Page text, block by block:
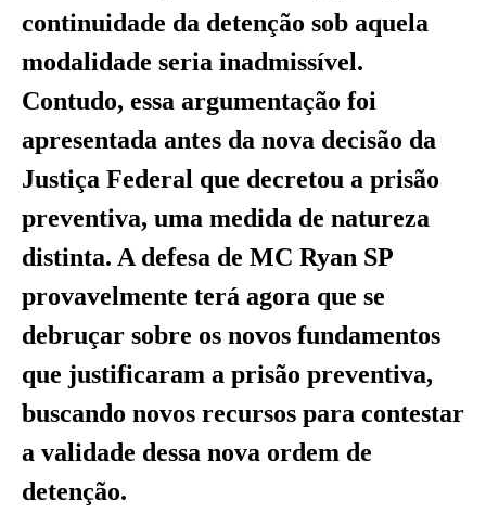
continuidade da detenção sob aquela
modalidade seria inadmissível.
Contudo, essa argumentação foi
apresentada antes da nova decisão da
Justiça Federal que decretou a prisão
preventiva, uma medida de natureza
distinta. A defesa de MC Ryan SP
provavelmente terá agora que se
debruçar sobre os novos fundamentos
que justificaram a prisão preventiva,
buscando novos recursos para contestar
a validade dessa nova ordem de
detenção.